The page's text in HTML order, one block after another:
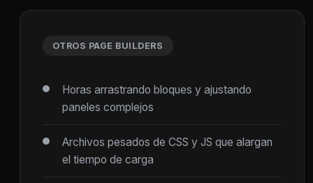
OTROS PAGE BUILDERS
Horas arrastrando bloques y ajustando
paneles complejos
Archivos pesados de CSS y JS que alargan
el tiempo de carga